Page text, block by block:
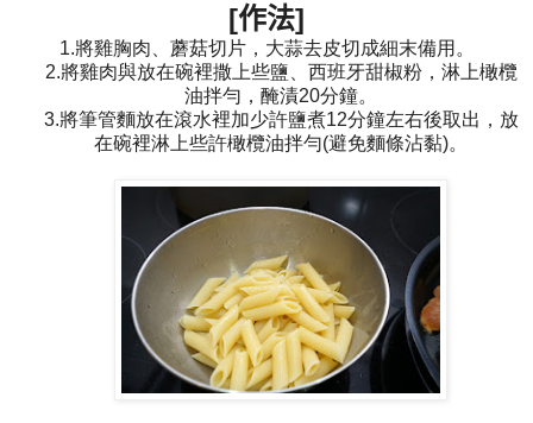
[作法]
1.將雞胸肉、蘑菇切片，大蒜去皮切成細末備用。
2.將雞肉與放在碗裡撒上些鹽、西班牙甜椒粉，淋上橄欖
油拌勻，醃漬20分鐘。
3.將筆管麵放在滾水裡加少許鹽煮12分鐘左右後取出，放
在碗裡淋上些許橄欖油拌勻(避免麵條沾黏)。